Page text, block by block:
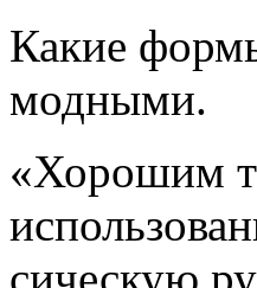
Какие
модными.
«Хорошим
сическую